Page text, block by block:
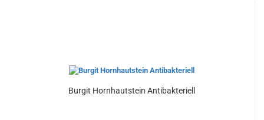
Burgit Hornhautstein Antibakteriell